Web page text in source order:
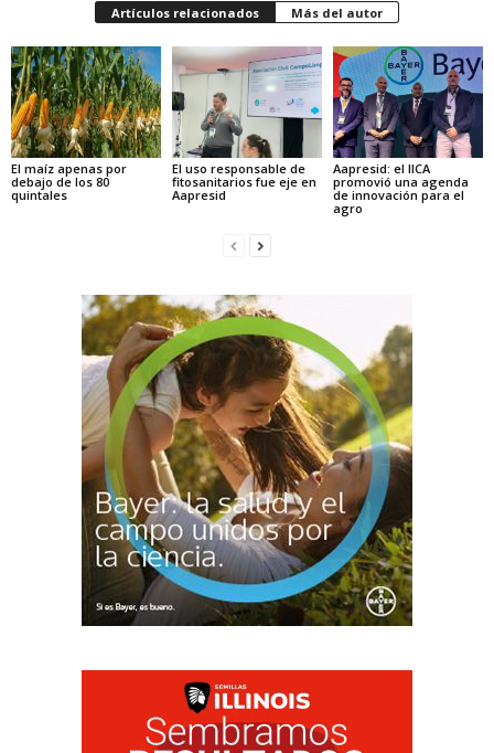
Artículos relacionados Más del autor
El maíz apenas por
debajo de los 80
quintales
El uso responsable de
fitosanitarios fue eje en
Aapresid
Aapresid: el IICA
promovió una agenda
de innovación para el
agro